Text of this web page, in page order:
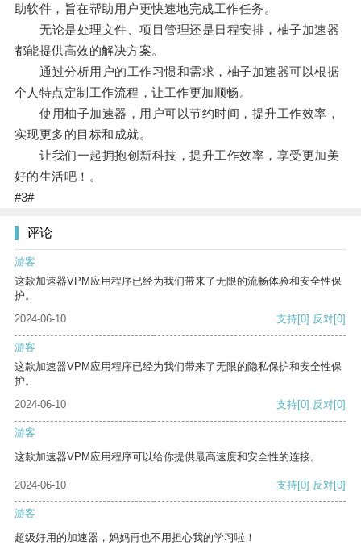
助软件，旨在帮助用户更快速地完成工作任务。
无论是处理文件、项目管理还是日程安排，柚子加速器
都能提供高效的解决方案。
通过分析用户的工作习惯和需求，柚子加速器可以根据
个人特点定制工作流程，让工作更加顺畅。
使用柚子加速器，用户可以节约时间，提升工作效率，
实现更多的目标和成就。
让我们一起拥抱创新科技，提升工作效率，享受更加美
好的生活吧！。
#3#
评论
游客
这款加速器VPM应用程序已经为我们带来了无限的流畅体验和安全性保
护。
2024-06-10
支持[0] 反对[0]
游客
这款加速器VPM应用程序已经为我们带来了无限的隐私保护和安全性保
护。
2024-06-10
支持[0] 反对[0]
游客
这款加速器VPM应用程序可以给你提供最高速度和安全性的连接。
2024-06-10 支持[0] 反对[0]
游客
超级好用的加速器，妈妈再也不用担心我的学习啦！